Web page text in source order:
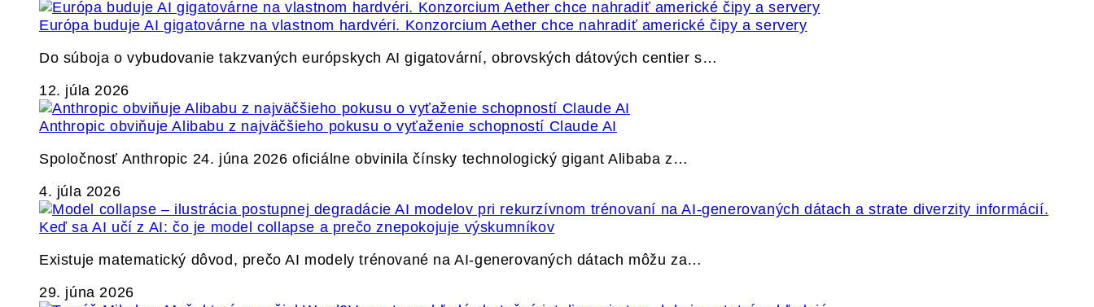
Európa buduje AI gigatovárne na vlastnom hardvéri. Konzorcium Aether chce nahradiť americké čipy a servery
Do súboja o vybudovanie takzvaných európskych AI gigatovární, obrovských dátových centier s…
12. júla 2026
Anthropic obviňuje Alibabu z najväčšieho pokusu o vyťaženie schopností Claude AI
Spoločnosť Anthropic 24. júna 2026 oficiálne obvinila čínsky technologický gigant Alibaba z…
4. júla 2026
Keď sa AI učí z AI: čo je model collapse a prečo znepokojuje výskumníkov
Existuje matematický dôvod, prečo AI modely trénované na AI-generovaných dátach môžu za…
29. júna 2026